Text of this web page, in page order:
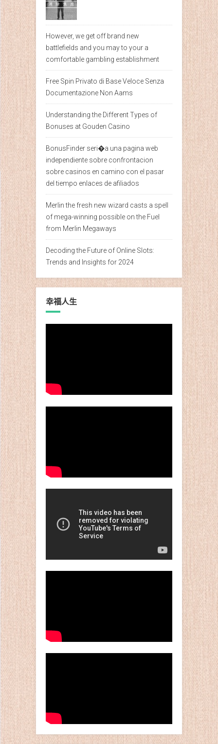
However, we get off brand new
battlefields and you may to your a
comfortable gambling establishment
Free Spin Privato di Base Veloce Senza
Documentazione Non Aams
Understanding the Different Types of
Bonuses at Gouden Casino
BonusFinder seri�a una pagina web
independiente sobre confrontacion
sobre casinos en camino con el pasar
del tiempo enlaces de afiliados
Merlin the fresh new wizard casts a spell
of mega-winning possible on the Fuel
from Merlin Megaways
Decoding the Future of Online Slots:
Trends and Insights for 2024
幸福人生